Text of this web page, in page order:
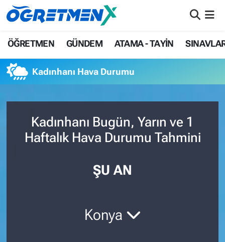
ÖĞRETMEN GÜNDEM ATAMA - TAYİN
Kadınhanı Hava Durumu
Kadınhanı Bugün, Yarın ve 1
Haftalık Hava Durumu Tahmini
ŞU AN
Konya
ÖĞRETMEN
SINAVLAR
HAYATIN İÇİNDEN
UZMAN ÖĞRETMENLİK
İstanbul Nöbetçi Eczaneler
İstanbul Trafik Yoğunluk Haritası
Süper Lig Puan Durumu ve Fikstür